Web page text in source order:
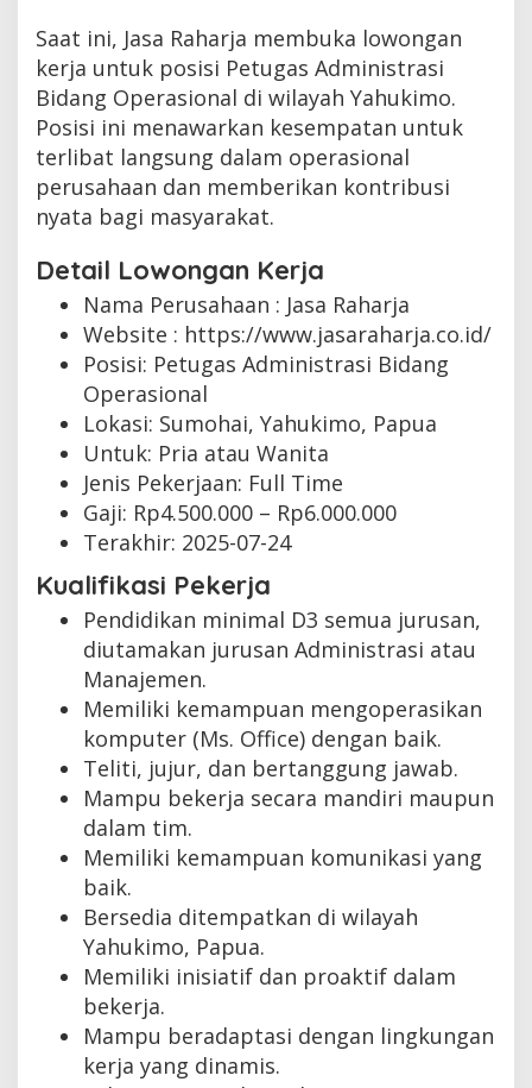
Saat ini, Jasa Raharja membuka lowongan
kerja untuk posisi Petugas Administrasi
Bidang Operasional di wilayah Yahukimo.
Posisi ini menawarkan kesempatan untuk
terlibat langsung dalam operasional
perusahaan dan memberikan kontribusi
nyata bagi masyarakat.
Detail Lowongan Kerja
Nama Perusahaan : Jasa Raharja
Website : https://www.jasaraharja.co.id/
Posisi: Petugas Administrasi Bidang
Operasional
Lokasi: Sumohai, Yahukimo, Papua
Untuk: Pria atau Wanita
Jenis Pekerjaan: Full Time
Gaji: Rp4.500.000 – Rp6.000.000
Terakhir: 2025-07-24
Kualifikasi Pekerja
Pendidikan minimal D3 semua jurusan,
diutamakan jurusan Administrasi atau
Manajemen.
Memiliki kemampuan mengoperasikan
komputer (Ms. Office) dengan baik.
Teliti, jujur, dan bertanggung jawab.
Mampu bekerja secara mandiri maupun
dalam tim.
Memiliki kemampuan komunikasi yang
baik.
Bersedia ditempatkan di wilayah
Yahukimo, Papua.
Memiliki inisiatif dan proaktif dalam
bekerja.
Mampu beradaptasi dengan lingkungan
kerja yang dinamis.